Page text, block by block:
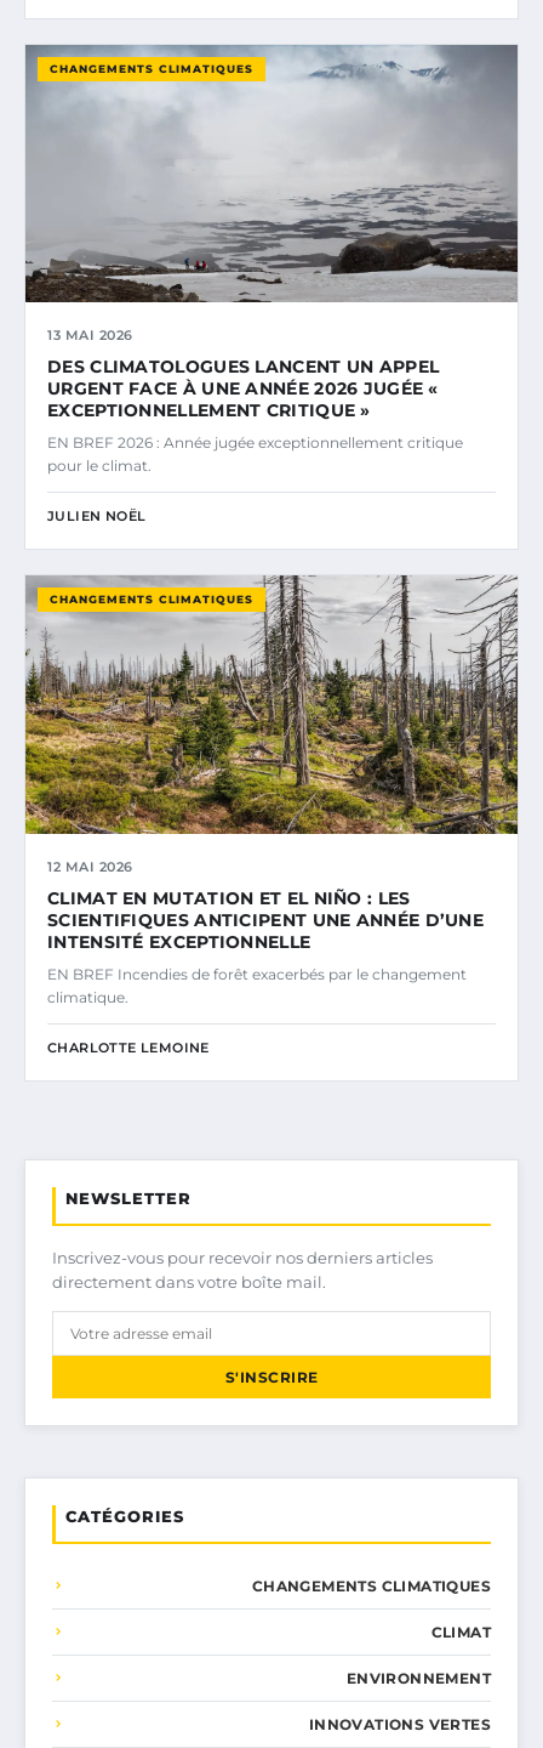
CHANGEMENTS CLIMATIQUES
13 MAI 2026
DES CLIMATOLOGUES LANCENT UN APPEL
URGENT FACE À UNE ANNÉE 2026 JUGÉE «
EXCEPTIONNELLEMENT CRITIQUE »
EN BREF 2026 : Année jugée exceptionnellement critique
pour le climat.
JULIEN NOËL
CHANGEMENTS CLIMATIQUES
12 MAI 2026
CLIMAT EN MUTATION ET EL NIÑO : LES
SCIENTIFIQUES ANTICIPENT UNE ANNÉE D’UNE
INTENSITÉ EXCEPTIONNELLE
EN BREF Incendies de forêt exacerbés par le changement
climatique.
CHARLOTTE LEMOINE
NEWSLETTER
Inscrivez-vous pour recevoir nos derniers articles
directement dans votre boîte mail.
S'INSCRIRE
CATÉGORIES
CHANGEMENTS CLIMATIQUES
CLIMAT
ENVIRONNEMENT
INNOVATIONS VERTES